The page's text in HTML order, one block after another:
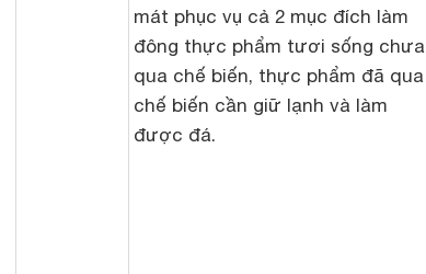
mát phục vụ cả 2 mục đích làm
đông thực phẩm tươi sống chưa
qua chế biến, thực phẩm đã qua
chế biến cần giữ lạnh và làm
được đá.